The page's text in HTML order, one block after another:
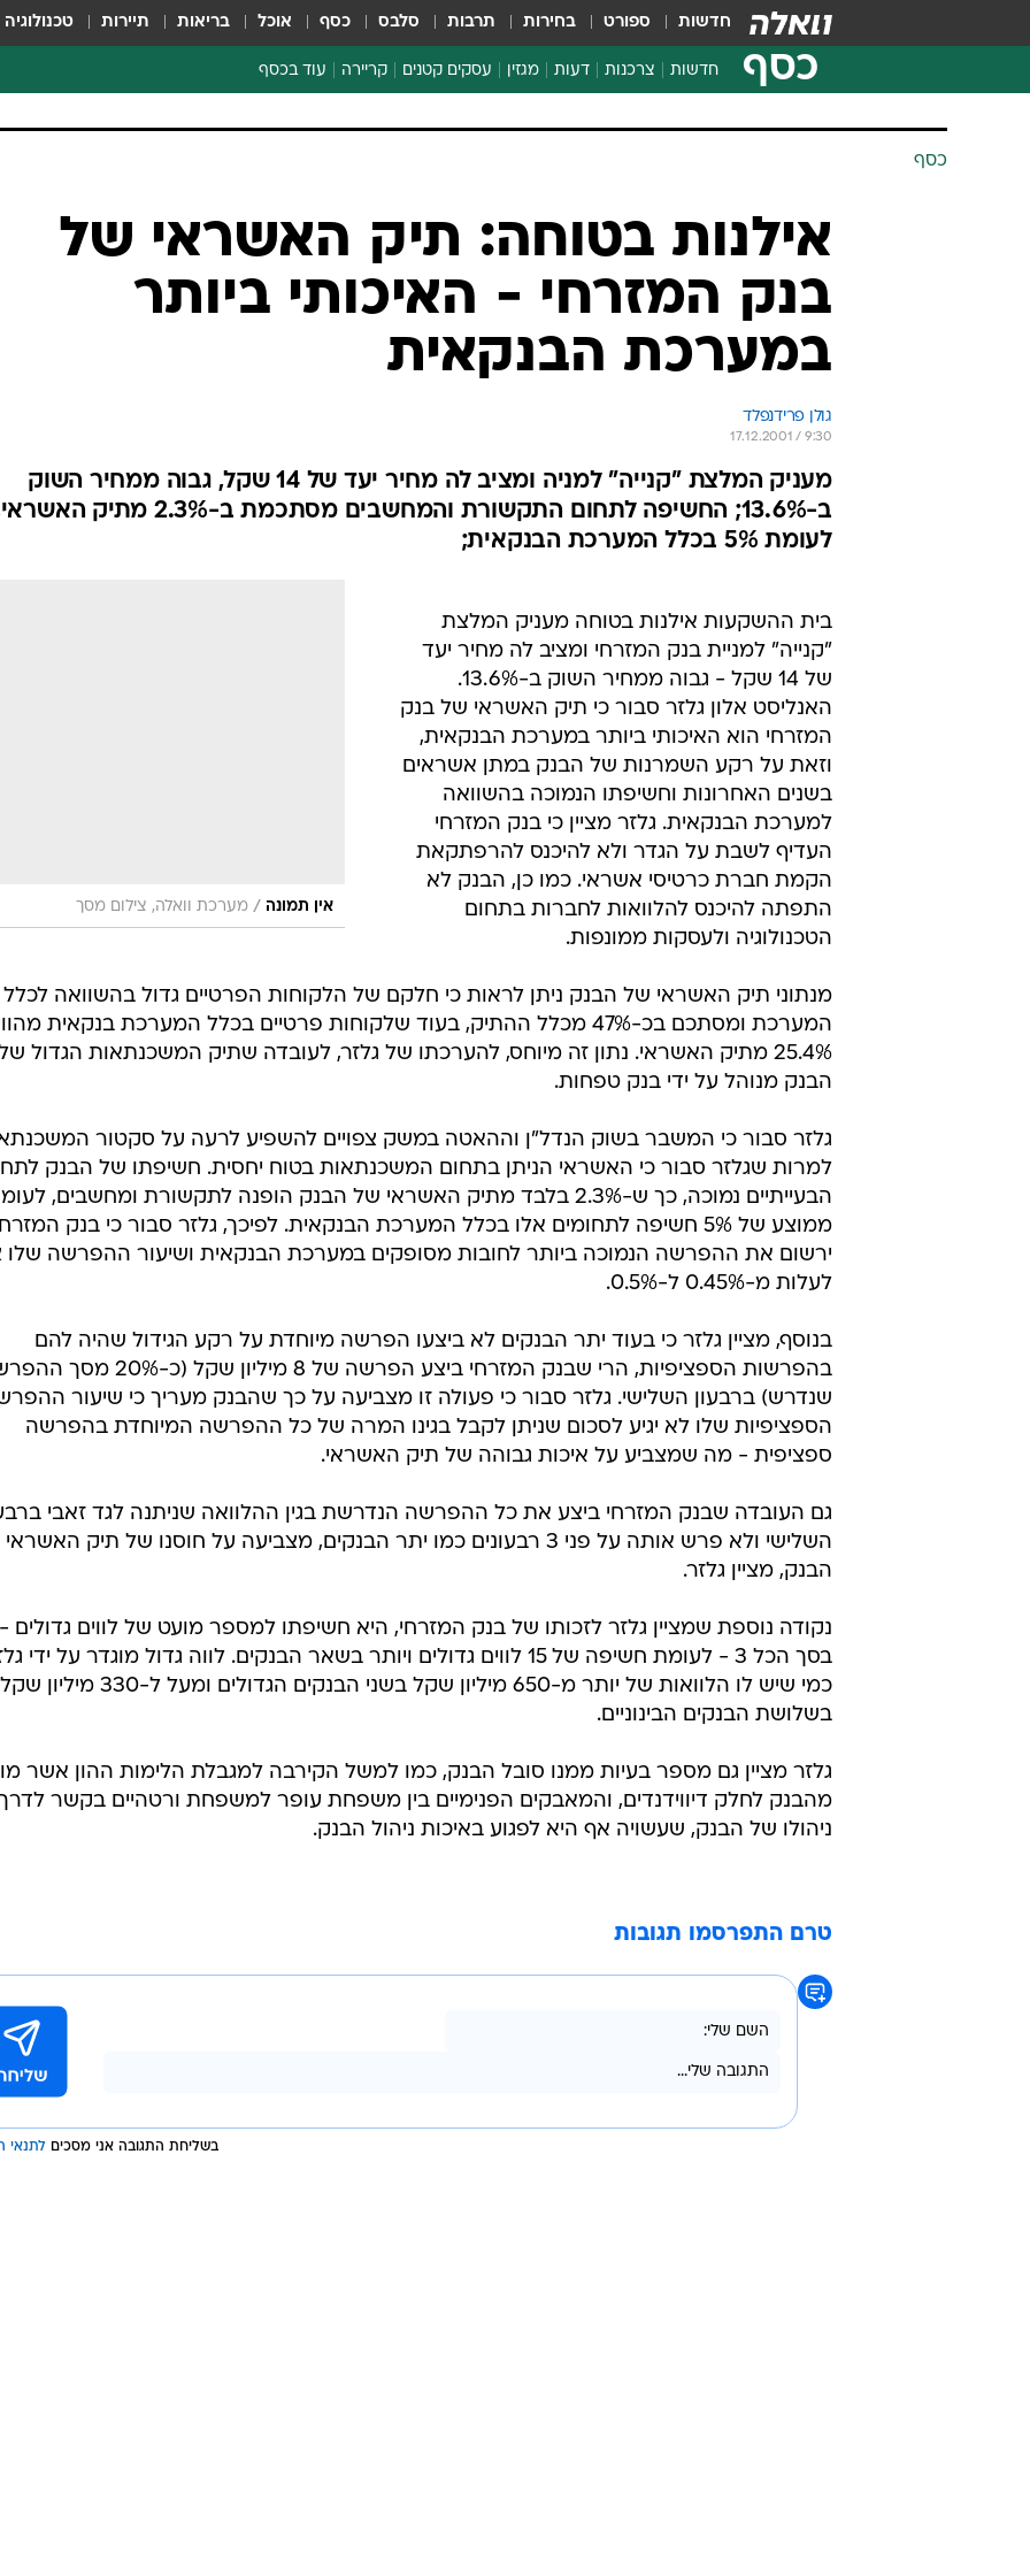
חדשות ספורט בחירות תרבות סלבס כסף אוכל בריאות תיירות טכנולוגיה
כסף חדשות צרכנות
צרכנות פיננסית
דעות מגזין עסקים קטנים קריירה עוד בכסף
ספורט ביזנס
אילנות בטוחה: תיק האשראי של
בנק המזרחי - האיכותי ביותר
במערכת הבנקאית
גולן פרידנפלד
17.12.2001 / 9:30
לעומת 5% בכלל המערכת הבנקאית;
מערכת וואלה, צילום מסך
בית ההשקעות אילנות בטוחה מעניק המלצת
"קנייה" למניית בנק המזרחי ומציב לה מחיר יעד
האנליסט אלון גלזר סבור כי תיק האשראי של בנק
המזרחי הוא האיכותי ביותר במערכת הבנקאית,
וזאת על רקע השמרנות של הבנק במתן אשראים
בשנים האחרונות וחשיפתו הנמוכה בהשוואה
למערכת הבנקאית. גלזר מציין כי בנק המזרחי
העדיף לשבת על הגדר ולא להיכנס להרפתקאת
הקמת חברת כרטיסי אשראי. כמו כן, הבנק לא
התפתה להיכנס להלוואות לחברות בתחום
הטכנולוגיה ולעסקות ממונפות.
מנתוני תיק האשראי של הבנק ניתן לראות כי חלקם של הלקוחות הפרטיים גדול בהשוואה לכלל
המערכת ומסתכם בכ-47% מכלל ההתיק, בעוד שלקוחות פרטיים בכלל המערכת בנקאית
הבנק מנוהל על ידי בנק טפחות.
גלזר סבור כי המשבר בשוק הנדל"ן וההאטה במשק צפויים להשפיע לרעה על סקטור
למרות שגלזר סבור כי האשראי הניתן בתחום המשכנתאות בטוח יחסית. חשיפתו של הבנק
הבעייתיים נמוכה, כך ש-2.3% בלבד מתיק האשראי של הבנק הופנה לתקשורת ומחשבים,
ממוצע של 5% חשיפה לתחומים אלו בכלל המערכת הבנקאית. לפיכך, גלזר סבור כי בנק
ירשום את ההפרשה הנמוכה ביותר לחובות מסופקים במערכת הבנקאית ושיעור ההפרשה שלו
לעלות מ-0.45% ל-0.5%.
בנוסף, מציין גלזר כי בעוד יתר הבנקים לא ביצעו הפרשה מיוחדת על רקע הגידול שהיה להם
בהפרשות הספציפיות, הרי שבנק המזרחי ביצע הפרשה של 8 מיליון שקל (כ-
שנדרש) ברבעון השלישי. גלזר סבור כי פעולה זו מצביעה על כך שהבנק מעריך כי שיעור
הספציפיות שלו לא יגיע לסכום שניתן לקבל בגינו המרה של כל ההפרשה המיוחדת בהפרשה
ספציפית - מה שמצביע על איכות גבוהה של תיק האשראי.
גם העובדה שבנק המזרחי ביצע את כל ההפרשה הנדרשת בגין ההלוואה שניתנה לגד זאבי
השלישי ולא פרש אותה על פני 3 רבעונים כמו יתר הבנקים, מצביעה על חוסנו של תיק
הבנק, מציין גלזר.
גלזר מציין גם מספר בעיות ממנו סובל הבנק, כמו למשל הקירבה למגבלת הלימות ההון אשר
מהבנק לחלק דיווידנדים, והמאבקים הפנימיים בין משפחת עופר למשפחת ורטהיים בקשר
ניהולו של הבנק, שעשויה אף היא לפגוע באיכות ניהול הבנק.